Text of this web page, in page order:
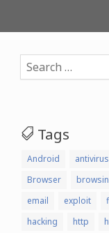
for:
Tags
Android antivirus
Browser
email
exploit
hacking
http